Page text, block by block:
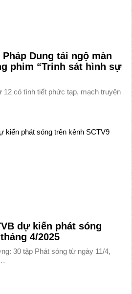
Dung tái ngộ màn
phim “Trinh sát hình sự
12 có tình tiết phức tạp, mạch truyện
dự kiến phát sóng
4/2025
30 tập Phát sóng từ ngày 11/4,